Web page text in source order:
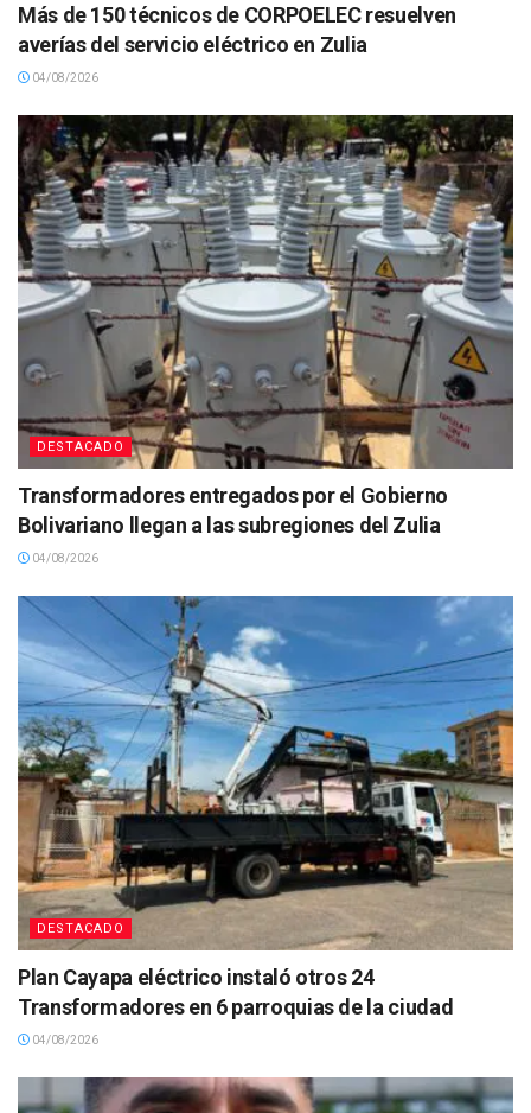
Más de 150 técnicos de CORPOELEC resuelven
averías del servicio eléctrico en Zulia
04/08/2026
DESTACADO
Transformadores entregados por el Gobierno
Bolivariano llegan a las subregiones del Zulia
04/08/2026
DESTACADO
Plan Cayapa eléctrico instaló otros 24
Transformadores en 6 parroquias de la ciudad
04/08/2026